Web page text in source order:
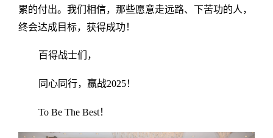
累的付出。我们相信，那些愿意走远路、下苦功的人，
终会达成目标，获得成功！
百得战士们，
同心同行，赢战2025！
To Be The Best！